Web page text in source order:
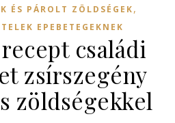
ÉS PÁROLT ZÖLDSÉGEK,
EPEBETEGEKNEK
családi
zsírszegény
zöldségekkel